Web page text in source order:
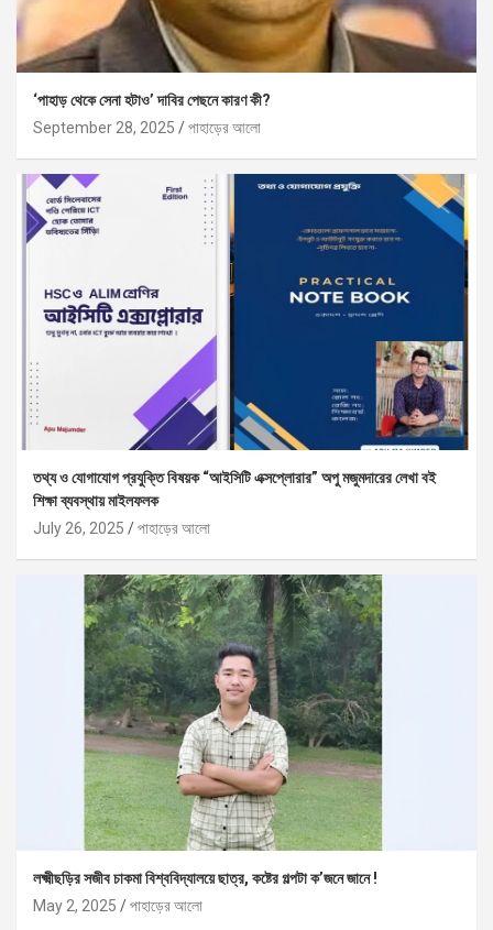
‘পাহাড় থেকে সেনা হটাও’ দাবির পেছনে কারণ কী?
September 28, 2025
পাহাড়ের আলো
তথ্য ও যোগাযোগ প্রযুক্তি বিষয়ক “আইসিটি এক্সপ্লোরার” অপু মজুমদারের লেখা বই
শিক্ষা ব্যবস্থায় মাইলফলক
July 26, 2025
পাহাড়ের আলো
লক্ষ্মীছড়ির সজীব চাকমা বিশ্ববিদ্যালয়ে ছাত্র, কষ্টের গল্পটা ক’জনে জানে !
May 2, 2025
পাহাড়ের আলো